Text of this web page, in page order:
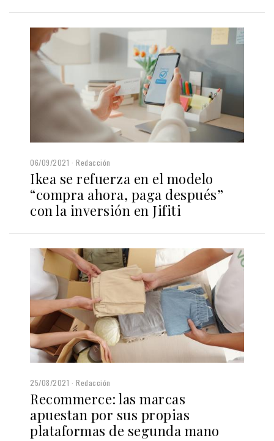
06/09/2021 Redacción
Ikea se refuerza en el modelo
“compra ahora, paga después”
con la inversión en Jifiti
25/08/2021 Redacción
Recommerce: las marcas
apuestan por sus propias
plataformas de segunda mano